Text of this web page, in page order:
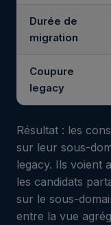
Durée de
migration
Coupure
legacy
Résultat : les
sur leur sous-
legacy. Ils voient
les candidats
sur le sous-
entre la vue